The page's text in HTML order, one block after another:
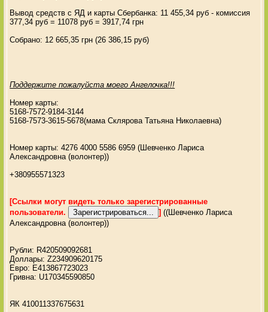
Вывод средств с ЯД и карты Сбербанка: 11 455,34 руб - комиссия
377,34 руб = 11078 руб = 3917,74 грн
Собрано: 12 665,35 грн (26 386,15 руб)
Поддержите пожалуйста моего Ангелочка!!!
Номер карты:
5168-7572-9184-3144
5168-7573-3615-5678(мама Склярова Татьяна Николаевна)
Номер карты: 4276 4000 5586 6959 (Шевченко Лариса
Александровна (волонтер))
+380955571323
[Ссылки могут видеть только зарегистрированные
пользователи.
] ((Шевченко Лариса
Александровна (волонтер))
Рубли: R420509092681
Доллары: Z234909620175
Евро: E413867723023
Гривна: U170345590850
ЯК 410011337675631